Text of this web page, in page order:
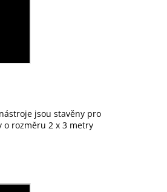
jsou stavěny pro
o rozměru 2 x 3 metry